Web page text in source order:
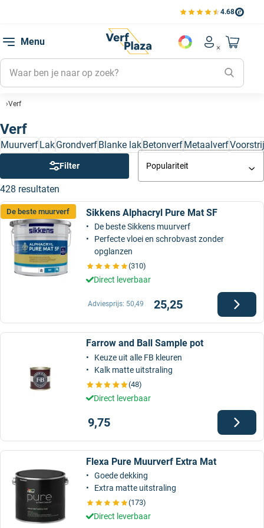
4.68
Bekijk de verfplaza
Menu
Account
Mijn
Mijn
Mijn
Naar
Verf
MuurverfLakGrondverfBlanke lakBetonverfMetaalverf
Verf
Filter
428 resultaten
Populariteit
De beste muurverf Sikkens Alphacryl Pure Mat SF
De beste Sikkens muurverf
Perfecte vloei en schrobvast zonder
opglanzen
(310)
Direct leverbaar
25,25
Adviesprijs: 50,49
Farrow and Ball Sample pot
Keuze uit alle FB kleuren
Kalk matte uitstraling
(48)
Direct leverbaar
9,75
Flexa Pure Muurverf Extra Mat
Goede dekking
Extra matte uitstraling
(173)
Direct leverbaar